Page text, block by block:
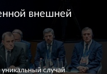
внешней
случай